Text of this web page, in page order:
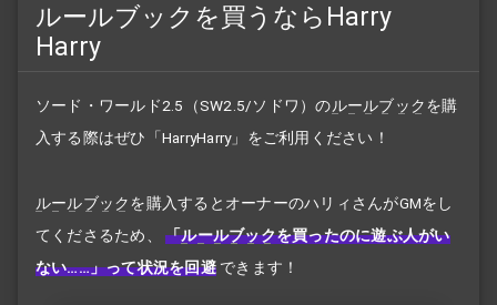
ルールブックを買うならHarry
Harry
ソード・ワールド2.5（SW2.5/ソドワ）のルールブックを購
入する際はぜひ「HarryHarry」をご利用ください！
ルールブックを購入するとオーナーのハリィさんがGMをし
てくださるため、
「ルールブックを買ったのに遊ぶ人がい
ない……」って状況を回避 できます！